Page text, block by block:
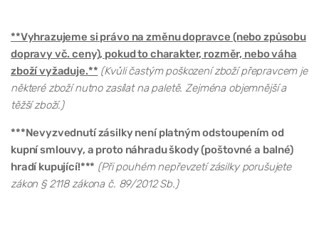
**Vyhrazujeme si právo na změnu dopravce (nebo způsobu
dopravy vč. ceny), pokud to charakter, rozměr, nebo váha
zboží vyžaduje.** (Kvůli častým poškození zboží přepravcem je
některé zboží nutno zasílat na paletě. Zejména objemnější a
těžší zboží.)
***Nevyzvednutí zásilky není platným odstoupením od
kupní smlouvy, a proto náhradu škody (poštovné a balné)
hradí kupující!*** (Při pouhém nepřevzetí zásilky porušujete
zákon § 2118 zákona č. 89/2012 Sb.)